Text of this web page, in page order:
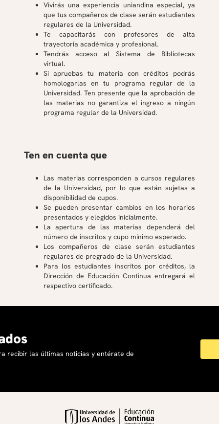
Vivirás una experiencia uniandina especial, ya
que tus compañeros de clase serán estudiantes
regulares de la Universidad.
Te capacitarás con profesores de alta
trayectoria académica y profesional.
Tendrás acceso al Sistema de Bibliotecas
virtual.
Si apruebas tu materia con créditos podrás
homologarlas en tu programa regular de la
Universidad. Ten presente que la aprobación de
las materias no garantiza el ingreso a ningún
programa regular de la Universidad.
Ten en cuenta que
Las materias corresponden a cursos regulares
de la Universidad, por lo que están sujetas a
disponibilidad de cupos.
Se pueden presentar cambios en los horarios
presentados y elegidos inicialmente.
La apertura de las materias dependerá del
número de inscritos y cupo mínimo esperado.
Los compañeros de clase serán estudiantes
regulares de pregrado de la Universidad.
Para los estudiantes inscritos por créditos, la
Dirección de Educación Continua entregará el
respectivo certificado.
recibir las últimas noticias y entérate de